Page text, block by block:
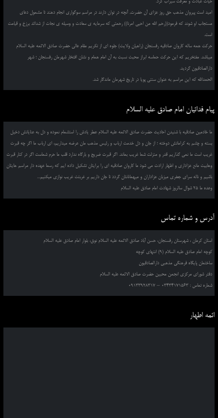
امید است پیروان مذهب حق روز عزای آن حضرت, آنچه در توان دارند در مراسم سوگواری انجام دهند تا مشمول دعای
مستجاب او شوند که فرمود((رحم الله من احیی امرنا)) رحمتی که سرمایه ی سعادت و وسیله ی نجات از شدائد برزخ و قیامت
است.
حرکت همه ساله کاروان صادقیه رفسنجان (راهیان ولایت) جلوه ای از تکریم مقام عالی حضرت صادق الائمه علیه السلام
میباشد. مفتخریم که این حرکت حماسه ابراز محبت نسبت به آن امام همام و نشان افتخار شهرمان رفسنجان ؛ شهر
دارالصادقیون گردید.
الحمدالله که این مراسم به عنوان سنتی پویا در تاریخ شهرمان ماندگار شد.
پیام فدائیان امام صادق علیه السلام
ما خادمین صادقیه با شنیدن احادیث حضرت صادق الائمه علیه السلام عطر یادش را استشمام نموده و دل به عنایاتش دخیل
بسته و چشم به کراماتش دوخته ؛ از جان و دل خدمت ارباب و رئیس مذهب مان عرضه میداریم، ای ارباب ما اگر چه قبرت
غریب است ما نمی گذاریم قدر و منزلت شما غریب بماند. اگر قبرت ضریح و بارگاه ندارد قلب ما حرم شماست اگر در کنار قبرت
وهابیت مانع عزاداری و اظهار ارادت می شود ما کاروان صادقیه ای را برایتان تشکیل داده ایم که رسما عهده دار مراسم هایتان
باشیم و ناله سرای جعفری میزبان عزاداران و میهمانانتان گردد تا جان داریم بر غربتت غریب نوازی میکنیم...
وعده ما 25 شوال سالروز شهادت امام صادق علیه السلام
آدرس و شماره تماس
استان کرمان ، شهرستان رفسنجان، حسن آباد صادق الائمه علیه السلام نوق، بلوار امام صادق علیه السلام
کوچه امام صادق علیه السلام (9) انتهای کوچه
ساختمان پایگاه فرهنگی مذهبی دارالصادقیون
دفتر شورای مرکزی انجمن محبین حضرت صادق الائمه علیه السلام
شماره تماس : 03434171563 – 09133928317
ائمه اطهار